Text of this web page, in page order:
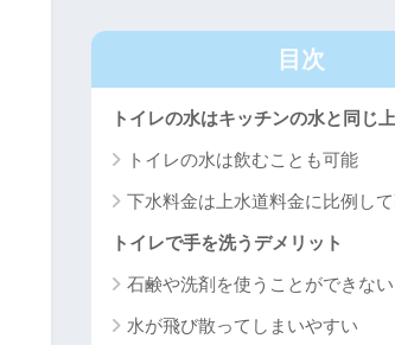
目次
トイレの水はキッチンの水と同じ
トイレの水は飲むことも可能
下水料金は上水道料金に比例し
トイレで手を洗うデメリット
石鹸や洗剤を使うことができない
水が飛び散ってしまいやすい